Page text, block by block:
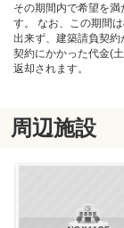
その期間内で希望を
す。 なお、この期間
出来ず、建築請負契
契約にかかった代金(
返却されます。
周辺施設